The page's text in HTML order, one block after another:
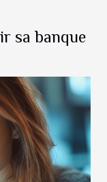
sa banque